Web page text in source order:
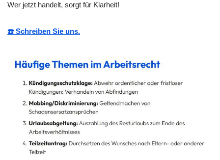
Wer jetzt handelt, sorgt für Klarheit!
☎️ Schreiben Sie uns.